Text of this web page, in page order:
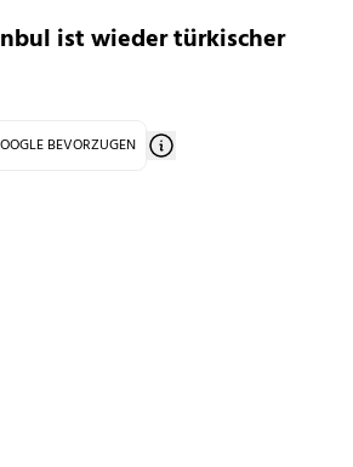
ist wieder türkischer
BEVORZUGEN